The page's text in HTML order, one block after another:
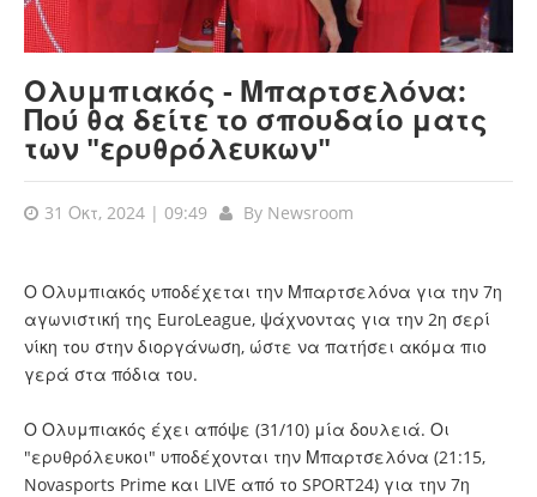
Ολυμπιακός - Μπαρτσελόνα:
Πού θα δείτε το σπουδαίο ματς
των "ερυθρόλευκων"
31 Οκτ, 2024 | 09:49 By Newsroom
Ο Ολυμπιακός υποδέχεται την Μπαρτσελόνα για την 7η
αγωνιστική της EuroLeague, ψάχνοντας για την 2η σερί
νίκη του στην διοργάνωση, ώστε να πατήσει ακόμα πιο
γερά στα πόδια του.
Ο Ολυμπιακός έχει απόψε (31/10) μία δουλειά. Οι
"ερυθρόλευκοι" υποδέχονται την Μπαρτσελόνα (21:15,
Novasports Prime και LIVE από το SPORT24) για την 7η